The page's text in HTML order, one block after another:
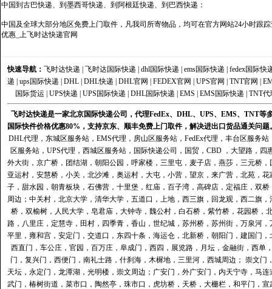
中国到古巴快递、到墨西哥快递、到阿根廷快递、到巴西快递：
中国及全球大部分地区免费上门取件，凡我司所寄物品，均可在官方网站24小时跟
优惠_上飞时达快递官网
快速导航： 飞时达快递 飞时达国际快递 dhl国际快递 ems国际快递
fedex国际快
递
ups国际快递 DHL DHL快递 DHL官网 FEDEX官网 UPS官网 TNT官网
国际货运| UPS快递 UPS国际快递 DHL国际快递 EMS EMS国际快递 TNT代
飞时达快递是一家北京国际快递公司，代理FedEx、DHL、UPS、EMS、TNT
国际快件价格优惠80%，支持京东、顺丰免费上门取件，解决进出口货品通关问题
DHL代理 ， 东城区服务站 ， EMS代理 ， 房山区服务站 ， FedEx代理 ， 丰台区服务站
区服务站， UPS代理 ， 西城区服务站， 国际快递公司 ，国贸，CBD ，大望路，
外大街，京广桥，团结湖，朝阳公园，呼家楼，三里屯，麦子店，燕莎，三元桥
亚运村，安慧桥，小关，北沙滩，奥运村，大屯，小营，望京，来广营，北苑，
子，甜水园，朝青板块，石佛营，十里堡，红庙，百子湾，高碑店，定福庄，双
周边；中关村，北京大学，清华大学，五道口，上地，西三旗，回龙观，西二旗
桥，双榆树，人民大学，皂君庙，大钟寺，魏公村，白石桥，紫竹桥，花园桥
路，八里庄，定慧寺，田村，四季青，香山，世纪城，苏州桥，苏州街，万泉河
平里，雍和宫，安定门，交道口，东四十条，海运仓，北新桥，朝阳门，建国门
西直门，车公庄，官园，百万庄，阜成门，西四，展览路，月坛，金融街，西
门，复兴门，西便门，南礼士路，什刹海，木樨地，三里河，西城周边； 崇文
天坛，永定门，龙潭湖，光明楼，崇文周边；广安门，外广安门，内天宁寺，马
武门，椿树街道，菜市口，陶然亭，珠市口，虎坊桥，天桥，大栅栏，和平门，